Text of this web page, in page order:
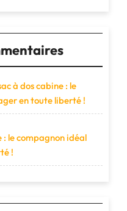
à dos cabine : le
en toute liberté !
: le compagnon idéal
!